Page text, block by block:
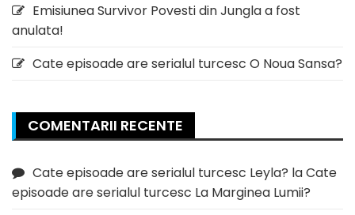
Emisiunea Survivor Povesti din Jungla a fost
anulata!
Cate episoade are serialul turcesc O Noua Sansa?
COMENTARII RECENTE
Cate episoade are serialul turcesc Leyla? laCate
episoade are serialul turcesc La Marginea Lumii?